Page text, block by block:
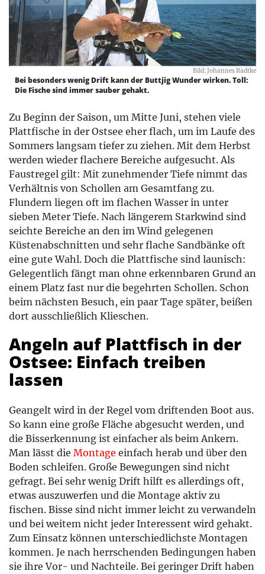
Bild: Johannes Radtke
Bei besonders wenig Drift kann der Buttjig Wunder wirken. Toll:
Die Fische sind immer sauber gehakt.
Zu Beginn der Saison, um Mitte Juni, stehen viele
Plattfische in der Ostsee eher flach, um im Laufe des
Sommers langsam tiefer zu ziehen. Mit dem Herbst
werden wieder flachere Bereiche aufgesucht. Als
Faustregel gilt: Mit zunehmender Tiefe nimmt das
Verhältnis von Schollen am Gesamtfang zu.
Flundern liegen oft im flachen Wasser in unter
sieben Meter Tiefe. Nach längerem Starkwind sind
seichte Bereiche an den im Wind gelegenen
Küstenabschnitten und sehr flache Sandbänke oft
eine gute Wahl. Doch die Plattfische sind launisch:
Gelegentlich fängt man ohne erkennbaren Grund an
einem Platz fast nur die begehrten Schollen. Schon
beim nächsten Besuch, ein paar Tage später, beißen
dort ausschließlich Klieschen.
Angeln auf Plattfisch in der
Ostsee: Einfach treiben
lassen
Geangelt wird in der Regel vom driftenden Boot aus.
So kann eine große Fläche abgesucht werden, und
die Bisserkennung ist einfacher als beim Ankern.
Man lässt die Montage einfach herab und über den
Boden schleifen. Große Bewegungen sind nicht
gefragt. Bei sehr wenig Drift hilft es allerdings oft,
etwas auszuwerfen und die Montage aktiv zu
fischen. Bisse sind nicht immer leicht zu verwandeln
und bei weitem nicht jeder Interessent wird gehakt.
Zum Einsatz können unterschiedlichste Montagen
kommen. Je nach herrschenden Bedingungen haben
sie ihre Vor- und Nachteile. Bei geringer Drift haben